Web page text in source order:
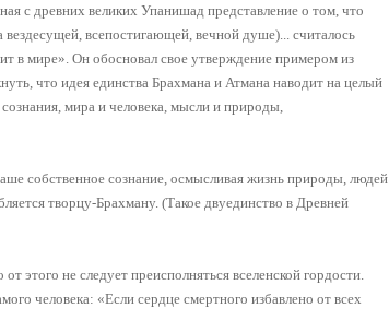
с древних великих Упанишад представление о том, что
всепостигающей, вечной душе)... считалось
в мире». Он обосновал свое утверждение примером из
что идея единства Брахмана и Атмана наводит на целый
мира и человека, мысли и природы,
собственное сознание, осмысливая жизнь природы, людей
творцу-Брахману. (Такое двуединство в Древней
этого не следует преисполняться вселенской гордости.
человека: «Если сердце смертного избавлено от всех